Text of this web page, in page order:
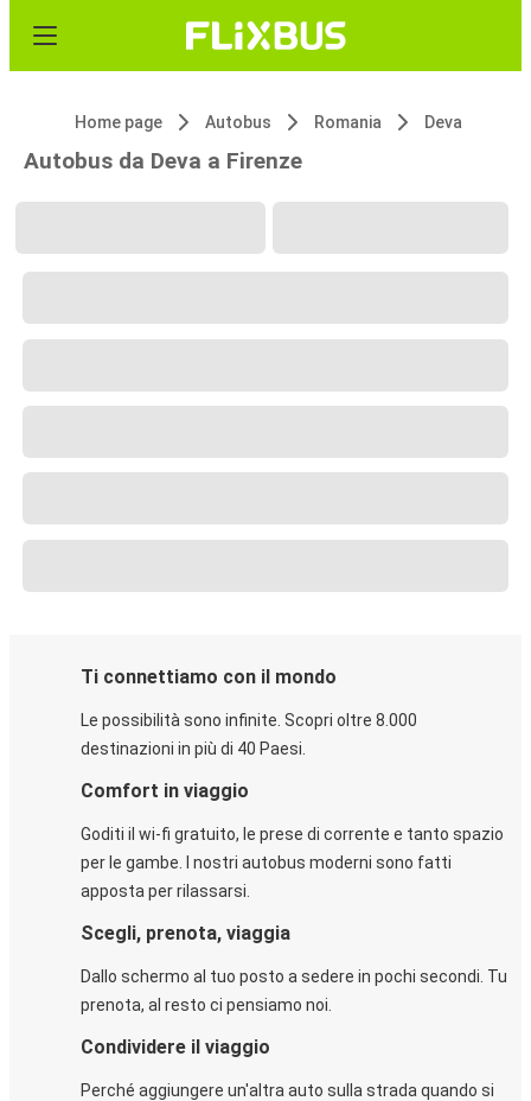
Home page Autobus Romania Deva
Autobus da Deva a Firenze
Ti connettiamo con il mondo
Le possibilità sono infinite. Scopri oltre 8.000
destinazioni in più di 40 Paesi.
Comfort in viaggio
Goditi il wi-fi gratuito, le prese di corrente e tanto spazio
per le gambe. I nostri autobus moderni sono fatti
apposta per rilassarsi.
Scegli, prenota, viaggia
Dallo schermo al tuo posto a sedere in pochi secondi. Tu
prenota, al resto ci pensiamo noi.
Condividere il viaggio
Perché aggiungere un'altra auto sulla strada quando si